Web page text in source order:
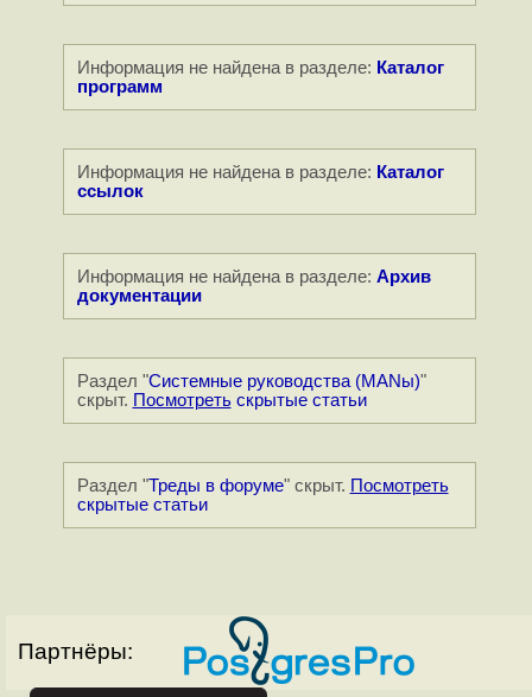
Информация не найдена в разделе: Каталог
программ
Информация не найдена в разделе: Каталог
ссылок
Информация не найдена в разделе: Архив
документации
Раздел "Системные руководства (MANы)"
скрыт. Посмотретьскрытые статьи
Раздел "Треды в форуме" скрыт. Посмотреть
скрытые статьи
Партнёры: